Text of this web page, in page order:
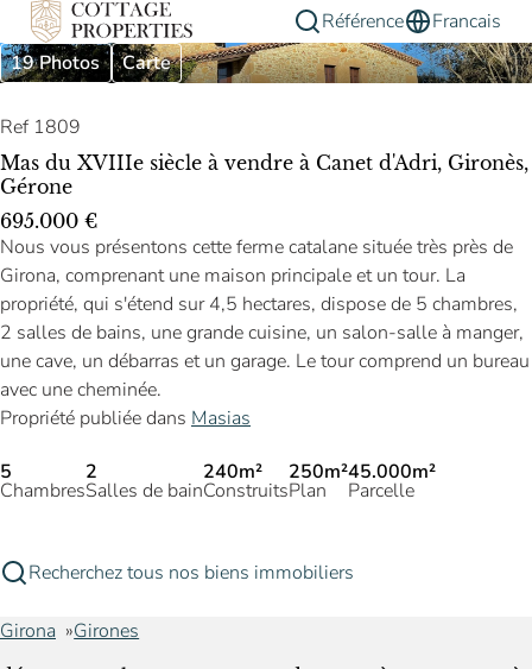
Référence
Francais
19 Photos
Carte
Ref 1809
Mas du XVIIIe siècle à vendre à Canet d'Adri, Gironès,
Gérone
695.000 €
Nous vous présentons cette ferme catalane située très près de
Girona, comprenant une maison principale et un tour. La
propriété, qui s'étend sur 4,5 hectares, dispose de 5 chambres,
2 salles de bains, une grande cuisine, un salon-salle à manger,
une cave, un débarras et un garage. Le tour comprend un bureau
avec une cheminée.
Propriété publiée dans Masias
5
Chambres
2
Salles de bain
240m²
Construits
250m²
Plan
45.000m²
Parcelle
Recherchez tous nos biens immobiliers
Girona Girones